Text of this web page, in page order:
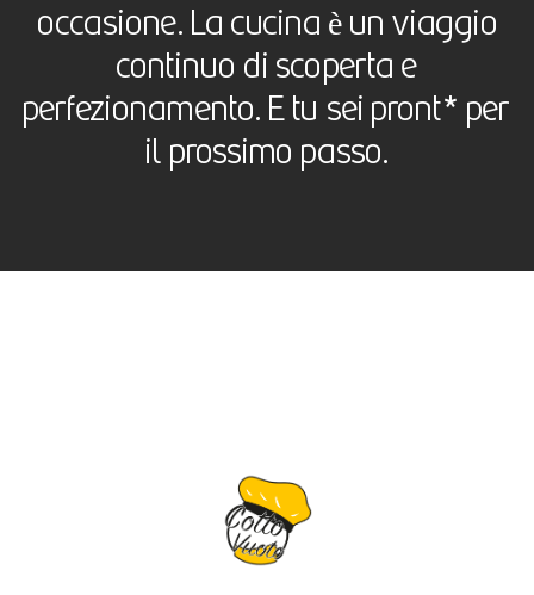
occasione. La cucina è un viaggio
continuo di scoperta e
perfezionamento. E tu sei pront* per
il prossimo passo.